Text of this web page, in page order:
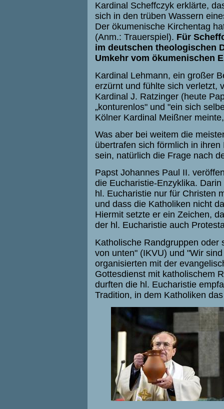
Kardinal Scheffczyk erklärte,
sich in den trüben Wassern
Der ökumenische Kirchentag
(Anm.: Trauerspiel). Für
im deutschen theologischen
Umkehr vom ökumenischen
Kardinal Lehmann, ein großer
erzürnt und fühlte sich verletzt,
Kardinal J. Ratzinger (heute
„konturenlos" und "ein sich
Kölner Kardinal Meißner
Was aber bei weitem die
übertrafen sich förmlich in
sein, natürlich die Frage nach
Papst Johannes Paul II.
die Eucharistie-Enzyklika.
hl. Eucharistie nur für Christen
und dass die Katholiken nicht
Hiermit setzte er ein Zeichen,
der hl. Eucharistie auch
Katholische Randgruppen oder
von unten" (IKVU) und "Wir
organisierten mit der
Gottesdienst mit katholischem
durften die hl. Eucharistie
Tradition, in dem Katholiken